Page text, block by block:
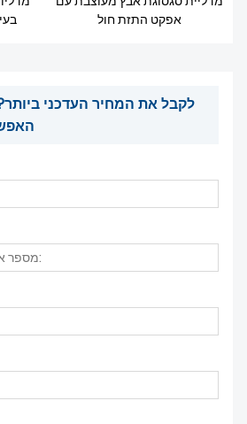
אפקט התזת חול
לקבל את המחיר העדכני
האפשרי